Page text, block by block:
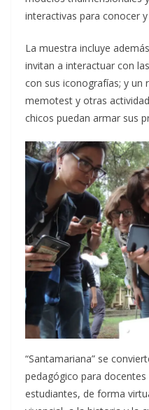
interactivas para conocer
La muestra incluye
invitan a interactuar con
con sus iconografías; y un
memotest y otras
chicos puedan armar sus
“Santamariana” se
pedagógico para
estudiantes, de forma